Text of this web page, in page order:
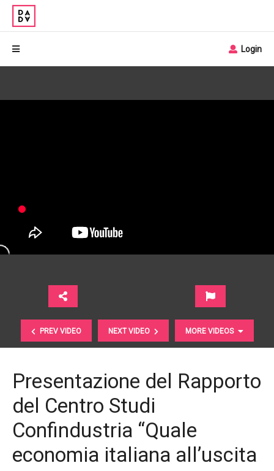
Login
PREV VIDEO NEXT VIDEO MORE VIDEOS
Presentazione del Rapporto
del Centro Studi
Confindustria “Quale
economia italiana all’uscita